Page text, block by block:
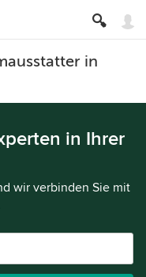
in
in Ihrer
wir verbinden Sie mit